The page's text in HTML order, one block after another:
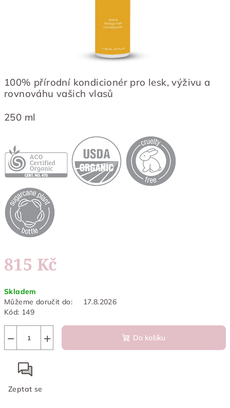
100% přírodní kondicionér pro lesk, výživu a
rovnováhu vašich vlasů
250 ml
815 Kč
cena:
Skladem
Můžeme doručit do:
17.8.2026
Kód: 149
+
− Do košíku
Zeptat se